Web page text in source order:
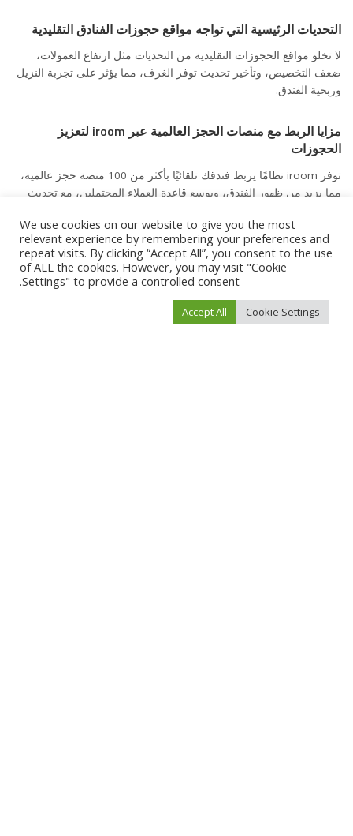
التحديات الرئيسية التي تواجه مواقع حجوزات الفنادق التقليدية
لا تخلو مواقع الحجوزات التقليدية من التحديات مثل ارتفاع العمولات،
ضعف التخصيص، وتأخير تحديث توفر الغرف، مما يؤثر على تجربة النزيل
وربحية الفندق.
مزايا الربط مع منصات الحجز العالمية عبر iroom لتعزيز
الحجوزات
توفر iroom نظامًا يربط فندقك تلقائيًا بأكثر من 100 منصة حجز عالمية،
مما يزيد من ظهور الفندق، ويوسع قاعدة العملاء المحتملين، مع تحديث
خطوات تحسين ظهور فندقك على مواقع الحجز لجذب المزيد من
الفندق، تقديم عروض خاصة، وضمان تحديث الأسعار بانتظام لضمان جذب
أكبر عدد من الحجوزات.
We use cookies on our website to give you the most
relevant experience by remembering your preferences and
repeat visits. By clicking “Accept All”, you consent to the use
of ALL the cookies. However, you may visit "Cookie
Settings" to provide a controlled consent.
Cookie Settings
Accept All